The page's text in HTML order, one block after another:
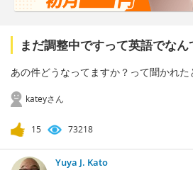
まだ調整中ですって英語でなん
あの件どうなってますか？って聞かれた
kateyさん
15 73218
Yuya J. Kato